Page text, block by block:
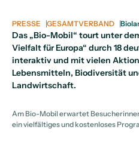
PRESSE GESAMTVERBAND
Das „Bio-Mobil“ tourt unter
Vielfalt für Europa“ durch 18
interaktiv und mit vielen
Lebensmitteln, Biodiversität
Landwirtschaft.
Am Bio-Mobil erwartet
ein vielfältiges und kostenloses